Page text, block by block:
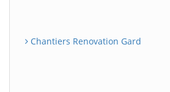
Chantiers Renovation Gard